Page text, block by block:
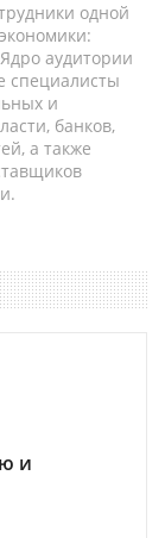
одной
аудитории
специалисты
и
банков,
а также
и